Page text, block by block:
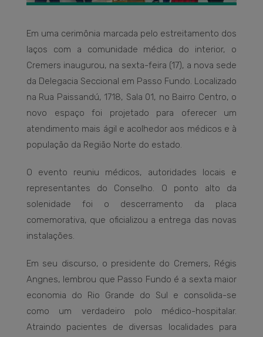
Em uma cerimônia marcada pelo estreitamento dos
laços com a comunidade médica do interior, o
Cremers inaugurou, na sexta-feira (17), a nova sede
da Delegacia Seccional em Passo Fundo. Localizado
na Rua Paissandú, 1718, Sala 01, no Bairro Centro, o
novo espaço foi projetado para oferecer um
atendimento mais ágil e acolhedor aos médicos e à
população da Região Norte do estado.
O evento reuniu médicos, autoridades locais e
representantes do Conselho. O ponto alto da
solenidade foi o descerramento da placa
comemorativa, que oficializou a entrega das novas
instalações.
Em seu discurso, o presidente do Cremers, Régis
Angnes, lembrou que Passo Fundo é a sexta maior
economia do Rio Grande do Sul e consolida-se
como um verdadeiro polo médico-hospitalar.
Atraindo pacientes de diversas localidades para